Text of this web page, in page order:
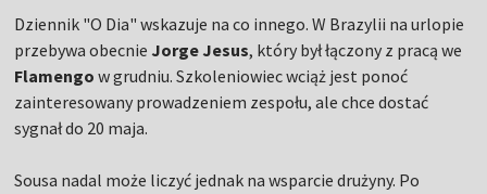
Dziennik "O Dia" wskazuje na co innego. W Brazylii na urlopie
przebywa obecnie Jorge Jesus, który był łączony z pracą we
Flamengo w grudniu. Szkoleniowiec wciąż jest ponoć
zainteresowany prowadzeniem zespołu, ale chce dostać
sygnał do 20 maja.
Sousa nadal może liczyć jednak na wsparcie drużyny. Po